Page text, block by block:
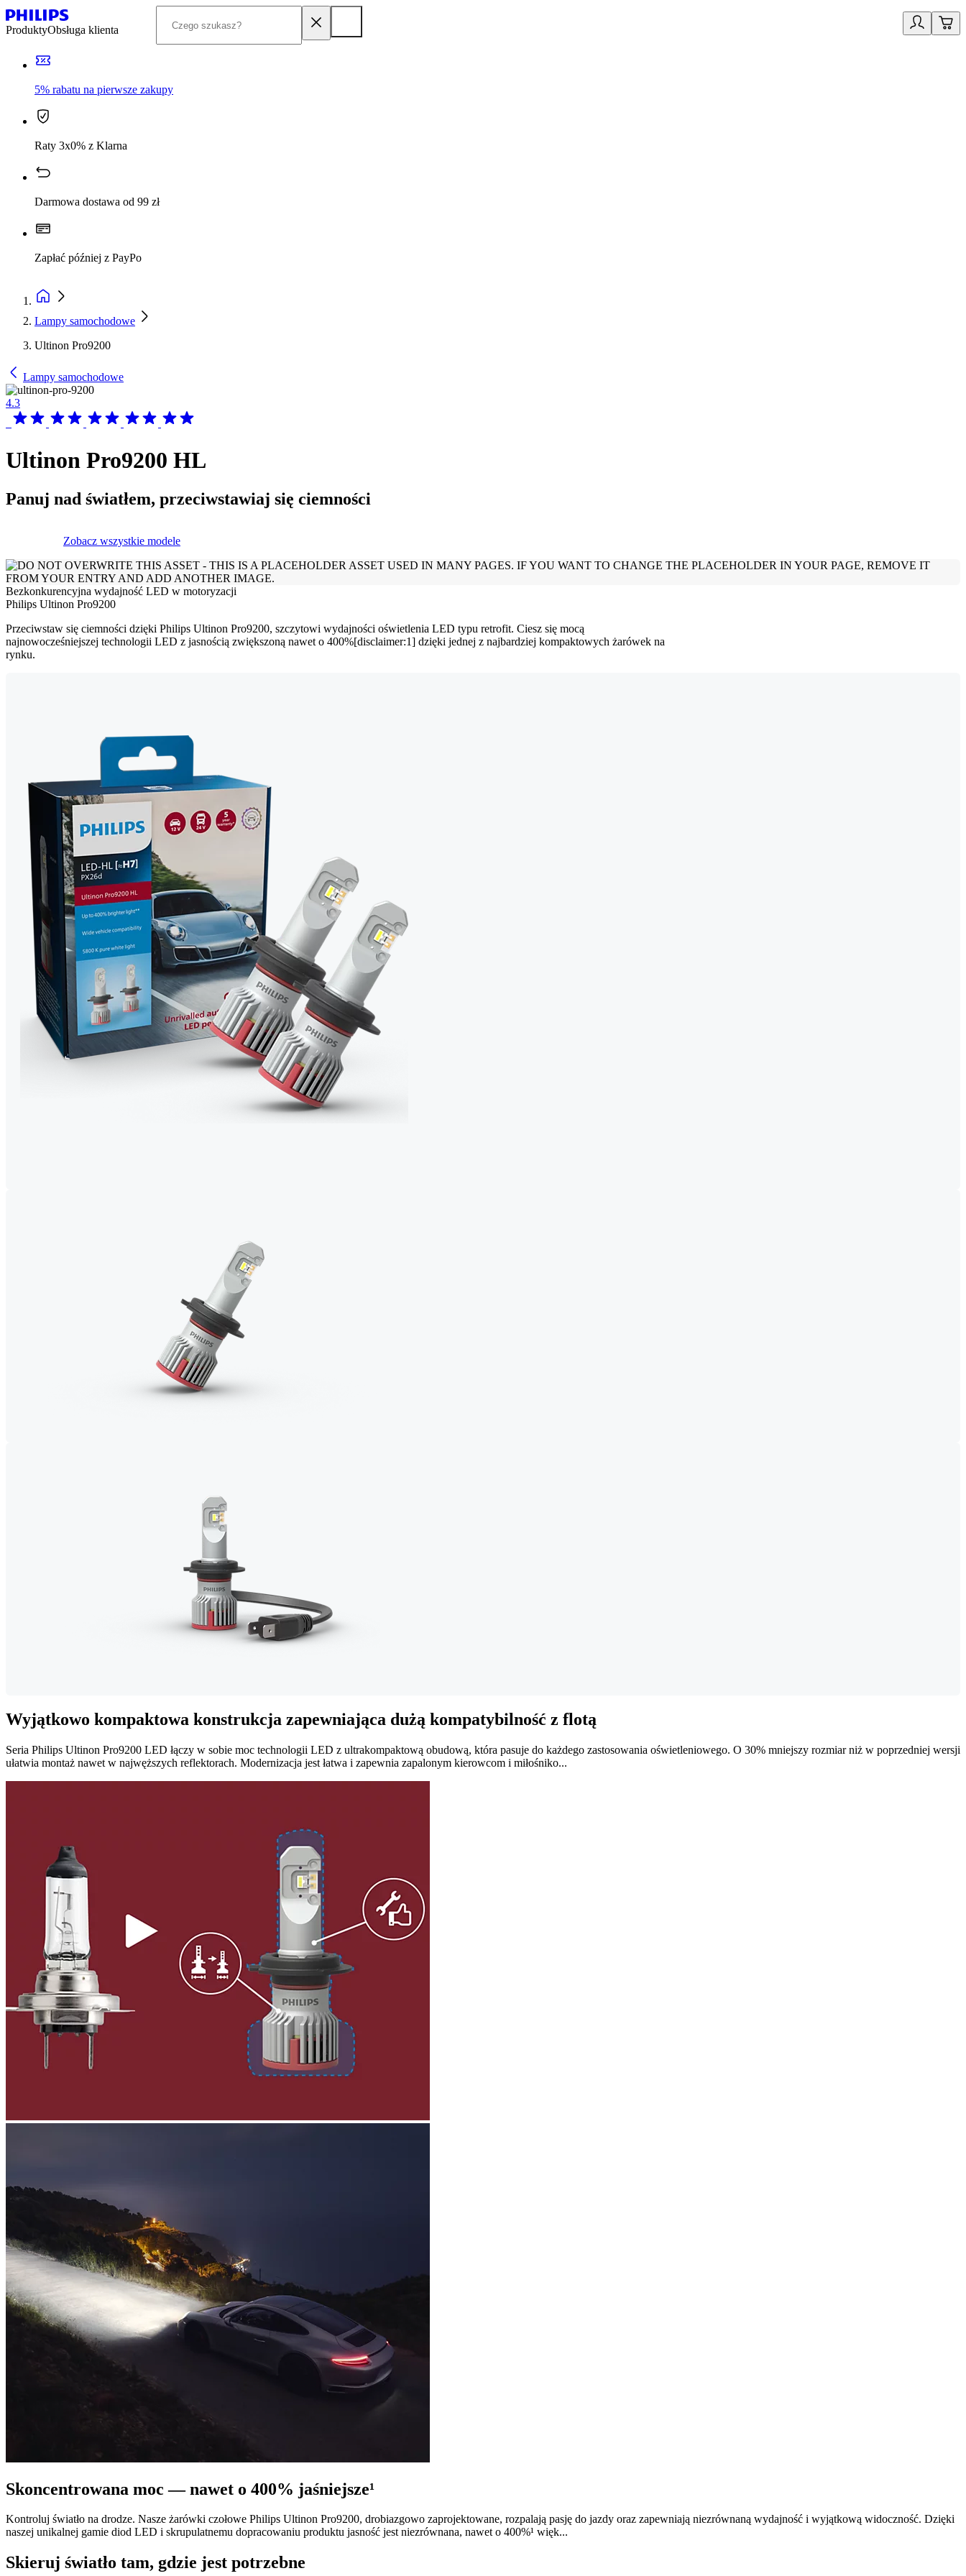
ProduktyObsługa klienta
5% rabatu na pierwsze zakupy
Raty 3x0% z Klarna
Darmowa dostawa od 99 zł
Zapłać później z PayPo
Lampy samochodowe
Ultinon Pro9200
Lampy samochodowe
4.3
Ultinon Pro9200 HL
Panuj nad światłem, przeciwstawiaj się ciemności
Zobacz wszystkie modele
Bezkonkurencyjna wydajność LED w motoryzacji
Philips Ultinon Pro9200
Przeciwstaw się ciemności dzięki Philips Ultinon Pro9200, szczytowi wydajności oświetlenia LED typu retrofit. Ciesz się mocą
najnowocześniejszej technologii LED z jasnością zwiększoną nawet o 400%[disclaimer:1] dzięki jednej z najbardziej kompaktowych żarówek na
rynku.
Wyjątkowo kompaktowa konstrukcja zapewniająca dużą kompatybilność z flotą
Seria Philips Ultinon Pro9200 LED łączy w sobie moc technologii LED z ultrakompaktową obudową, która pasuje do każdego zastosowania oświetleniowego. O 30% mniejszy rozmiar niż w poprzedniej wersji
ułatwia montaż nawet w najwęższych reflektorach. Modernizacja jest łatwa i zapewnia zapalonym kierowcom i miłośniko...
Skoncentrowana moc — nawet o 400% jaśniejsze¹
Kontroluj światło na drodze. Nasze żarówki czołowe Philips Ultinon Pro9200, drobiazgowo zaprojektowane, rozpalają pasję do jazdy oraz zapewniają niezrównaną wydajność i wyjątkową widoczność. Dzięki
naszej unikalnej gamie diod LED i skrupulatnemu dopracowaniu produktu jasność jest niezrównana, nawet o 400%¹ więk...
Skieruj światło tam, gdzie jest potrzebne